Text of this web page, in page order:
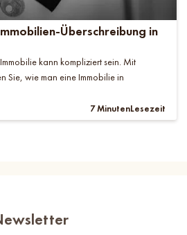
Überschreibung in
kann kompliziert sein. Mit
Sie, wie man eine Immobilie in
7 MinutenLesezeit